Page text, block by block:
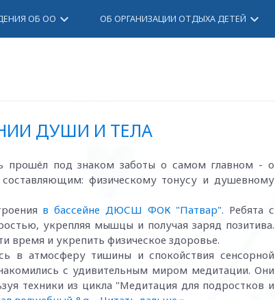
ОБ ОО keyboard_arrow_down ОБ ОРГАНИЗАЦИИ ОТДЫХА ДЕТЕЙ keyboard_arrow_down
ДУШИ И ТЕЛА
прошёл под знаком заботы о самом главном - о
физическому тонусу и душевному
в бассейне ДЮСШ ФОК "Патвар". Ребята с
укрепляя мышцы и получая заряд позитива.
время и укрепить физическое здоровье.
в атмосферу тишины и спокойствия сенсорной
с удивительным миром медитации. Они
техники из цикла "Медитация для подростков и